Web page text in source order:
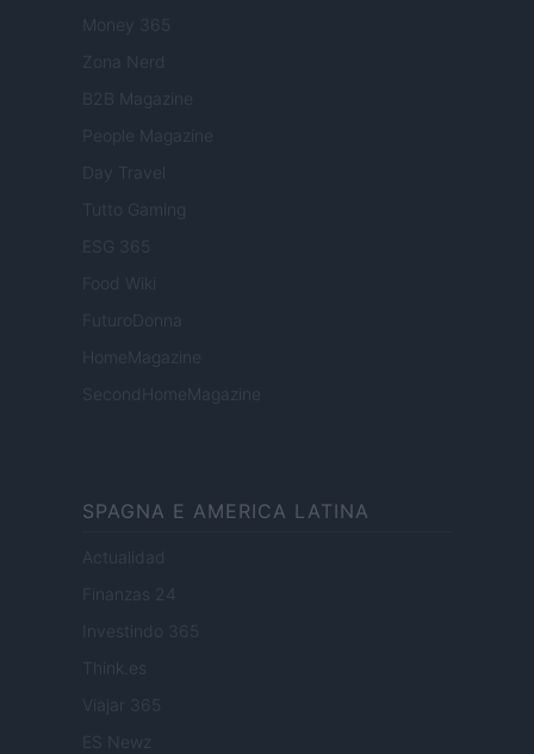
Money 365
Zona Nerd
B2B Magazine
People Magazine
Day Travel
Tutto Gaming
ESG 365
Food Wiki
FuturoDonna
HomeMagazine
SecondHomeMagazine
SPAGNA E AMERICA LATINA
Actualidad
Finanzas 24
Investindo 365
Think.es
Viajar 365
ES Newz